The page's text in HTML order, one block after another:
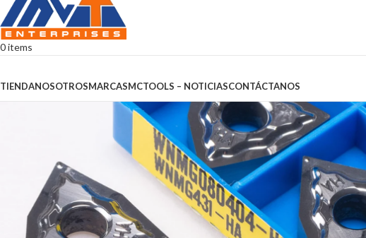
0items
TIENDANOSOTROSMARCASMCTOOLS – NOTICIASCONTÁCTANOS